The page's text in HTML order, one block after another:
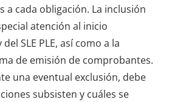
a cada obligación. La inclusión
atención al inicio
SLE PLE, así como a la
de emisión de comprobantes.
una eventual exclusión, debe
subsisten y cuáles se